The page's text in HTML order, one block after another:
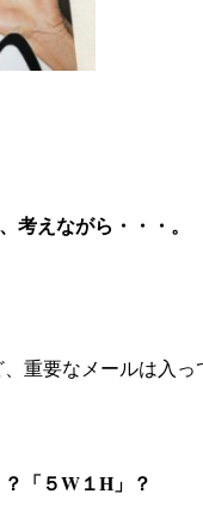
考えながら・・・。
重要なメールは入っ
「５W１H」？